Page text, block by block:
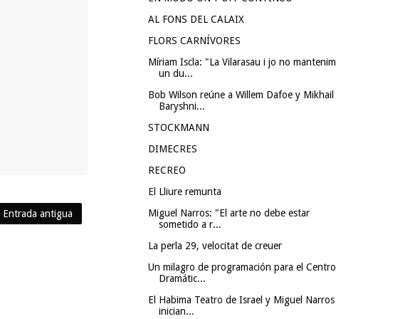
Entrada antigua
AL FONS DEL CALAIX
FLORS CARNÍVORES
Míriam Iscla: "La Vilarasau i jo no mantenim
un du...
Bob Wilson reúne a Willem Dafoe y Mikhail
Baryshni...
STOCKMANN
DIMECRES
RECREO
El Lliure remunta
Miguel Narros: "El arte no debe estar
sometido a r...
La perla 29, velocitat de creuer
Un milagro de programación para el Centro
Dramátic...
El Habima Teatro de Israel y Miguel Narros
inician...